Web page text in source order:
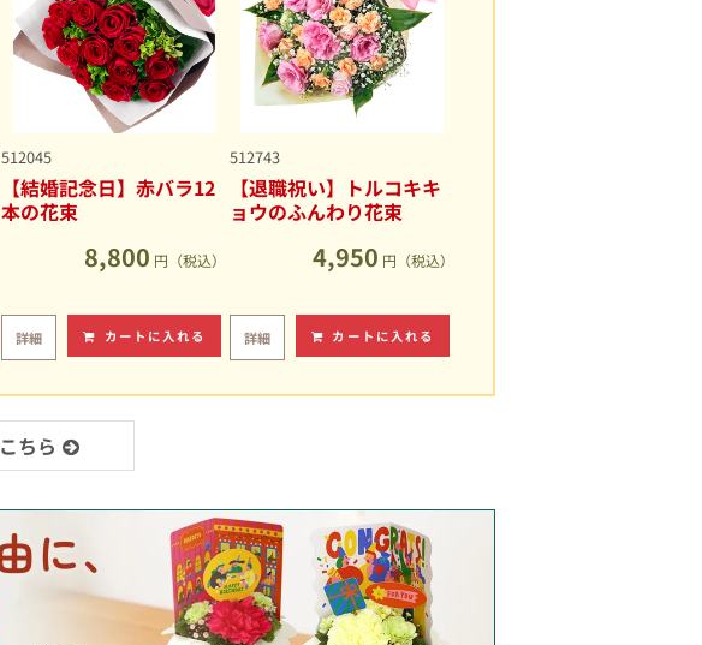
512045
【結婚記念日】赤バラ12
本の花束
8,800 円（税込）
詳細 カートに入れる
512743
【退職祝い】トルコキキ
ョウのふんわり花束
4,950 円（税込）
詳細 カートに入れる
ちら